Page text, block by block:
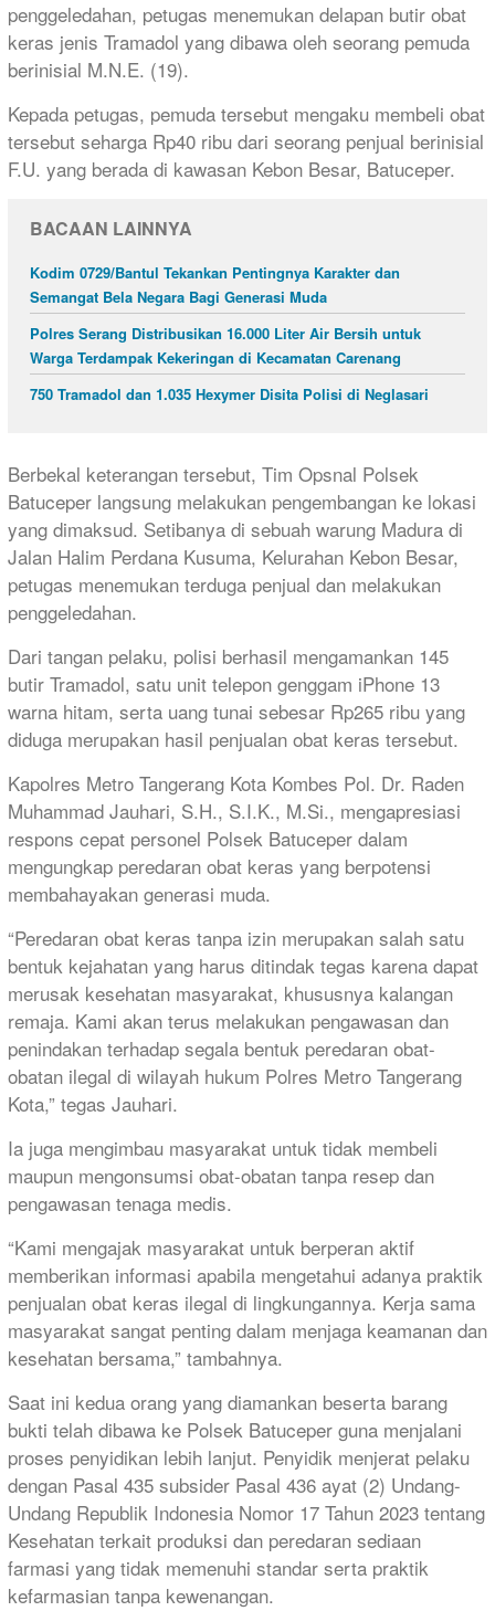
penggeledahan, petugas menemukan delapan butir obat
keras jenis Tramadol yang dibawa oleh seorang pemuda
berinisial M.N.E. (19).
Kepada petugas, pemuda tersebut mengaku membeli obat
tersebut seharga Rp40 ribu dari seorang penjual berinisial
F.U. yang berada di kawasan Kebon Besar, Batuceper.
BACAAN LAINNYA
Kodim 0729/Bantul Tekankan Pentingnya Karakter dan
Semangat Bela Negara Bagi Generasi Muda
Polres Serang Distribusikan 16.000 Liter Air Bersih untuk
Warga Terdampak Kekeringan di Kecamatan Carenang
750 Tramadol dan 1.035 Hexymer Disita Polisi di Neglasari
Berbekal keterangan tersebut, Tim Opsnal Polsek
Batuceper langsung melakukan pengembangan ke lokasi
yang dimaksud. Setibanya di sebuah warung Madura di
Jalan Halim Perdana Kusuma, Kelurahan Kebon Besar,
petugas menemukan terduga penjual dan melakukan
penggeledahan.
Dari tangan pelaku, polisi berhasil mengamankan 145
butir Tramadol, satu unit telepon genggam iPhone 13
warna hitam, serta uang tunai sebesar Rp265 ribu yang
diduga merupakan hasil penjualan obat keras tersebut.
Kapolres Metro Tangerang Kota Kombes Pol. Dr. Raden
Muhammad Jauhari, S.H., S.I.K., M.Si., mengapresiasi
respons cepat personel Polsek Batuceper dalam
mengungkap peredaran obat keras yang berpotensi
membahayakan generasi muda.
“Peredaran obat keras tanpa izin merupakan salah satu
bentuk kejahatan yang harus ditindak tegas karena dapat
merusak kesehatan masyarakat, khususnya kalangan
remaja. Kami akan terus melakukan pengawasan dan
penindakan terhadap segala bentuk peredaran obat-
obatan ilegal di wilayah hukum Polres Metro Tangerang
Kota,” tegas Jauhari.
Ia juga mengimbau masyarakat untuk tidak membeli
maupun mengonsumsi obat-obatan tanpa resep dan
pengawasan tenaga medis.
“Kami mengajak masyarakat untuk berperan aktif
memberikan informasi apabila mengetahui adanya praktik
penjualan obat keras ilegal di lingkungannya. Kerja sama
masyarakat sangat penting dalam menjaga keamanan dan
kesehatan bersama,” tambahnya.
Saat ini kedua orang yang diamankan beserta barang
bukti telah dibawa ke Polsek Batuceper guna menjalani
proses penyidikan lebih lanjut. Penyidik menjerat pelaku
dengan Pasal 435 subsider Pasal 436 ayat (2) Undang-
Undang Republik Indonesia Nomor 17 Tahun 2023 tentang
Kesehatan terkait produksi dan peredaran sediaan
farmasi yang tidak memenuhi standar serta praktik
kefarmasian tanpa kewenangan.